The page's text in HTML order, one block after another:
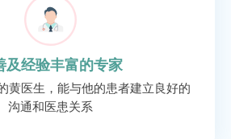
及经验丰富的专家
黄医生，能与他的患者建立良好的
沟通和医患关系